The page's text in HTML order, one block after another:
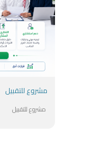
مشروع للتقبيل
مشروع للتقبيل